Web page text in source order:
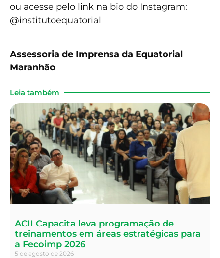
ou acesse pelo link na bio do Instagram:
@institutoequatorial
Assessoria de Imprensa da Equatorial
Maranhão
Leia também
ACII Capacita leva programação de
treinamentos em áreas estratégicas para
a Fecoimp 2026
5 de agosto de 2026